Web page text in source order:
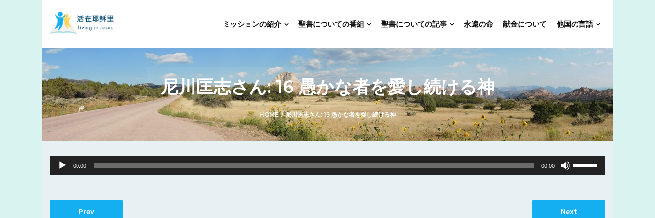
ミッションの紹介 聖書についての番組 聖書についての記事 永遠の命 献金について 他国の言語
尼川匡志さん: 16 愚かな者を愛し続ける神
HOME/尼川匡志さん: 16 愚かな者を愛し続ける神
Audio
Player
00:00 00:00
Use
Up/Down
to
Prev Next